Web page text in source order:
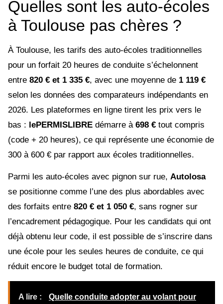
Quelles sont les auto-écoles
à Toulouse pas chères ?
À Toulouse, les tarifs des auto-écoles traditionnelles
pour un forfait 20 heures de conduite s’échelonnent
entre 820 € et 1 335 €, avec une moyenne de 1 119 €
selon les données des comparateurs indépendants en
2026. Les plateformes en ligne tirent les prix vers le
bas : lePERMISLIBRE démarre à 698 € tout compris
(code + 20 heures), ce qui représente une économie de
300 à 600 € par rapport aux écoles traditionnelles.
Parmi les auto-écoles avec pignon sur rue, Autolosa
se positionne comme l’une des plus abordables avec
des forfaits entre 820 € et 1 050 €, sans rogner sur
l’encadrement pédagogique. Pour les candidats qui ont
déjà obtenu leur code, il est possible de s’inscrire dans
une école pour les seules heures de conduite, ce qui
réduit encore le budget total de formation.
A lire :
Quelle conduite adopter au volant pour